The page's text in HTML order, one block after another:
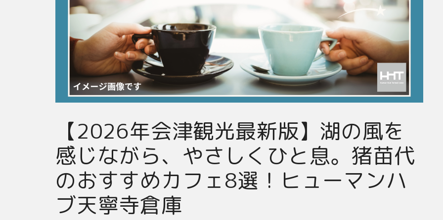
【2026年会津観光最新版】湖の風を
感じながら、やさしくひと息。猪苗代
のおすすめカフェ8選！ヒューマンハ
ブ天寧寺倉庫